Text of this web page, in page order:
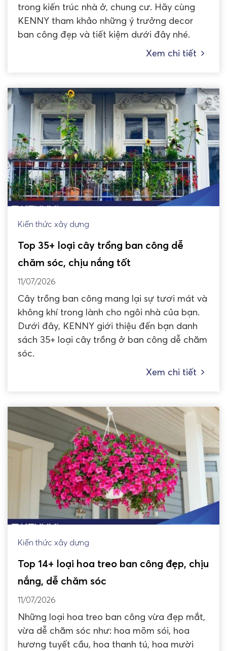
trong kiến trúc nhà ở, chung cư. Hãy cùng
KENNY tham khảo những ý trưởng decor
ban công đẹp và tiết kiệm dưới đây nhé.
Xem chi tiết
Kiến thức xây dựng
Top 35+ loại cây trồng ban công dễ
chăm sóc, chịu nắng tốt
11/07/2026
Cây trồng ban công mang lại sự tươi mát và
không khí trong lành cho ngôi nhà của bạn.
Dưới đây, KENNY giới thiệu đến bạn danh
sách 35+ loại cây trồng ở ban công dễ chăm
sóc.
Xem chi tiết
Kiến thức xây dựng
Top 14+ loại hoa treo ban công đẹp, chịu
nắng, dễ chăm sóc
11/07/2026
Những loại hoa treo ban công vừa đẹp mắt,
vừa dễ chăm sóc như: hoa mõm sói, hoa
hương tuyết cầu, hoa thanh tú, hoa mười